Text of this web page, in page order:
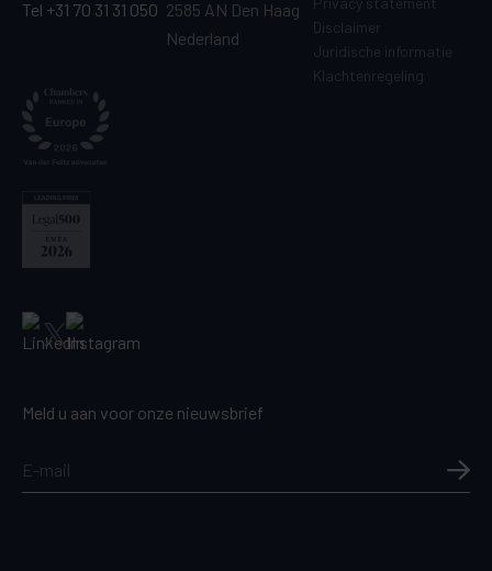
Tel +31 70 31 31 050 2585 AN Den Haag
Nederland
Disclaimer
Juridische informatie
Klachtenregeling
Meld u aan voor onze nieuwsbrief